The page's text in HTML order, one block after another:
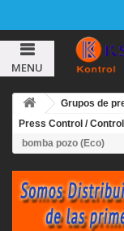
MENU
Grupos de
Press Control /
bomba pozo (Eco)